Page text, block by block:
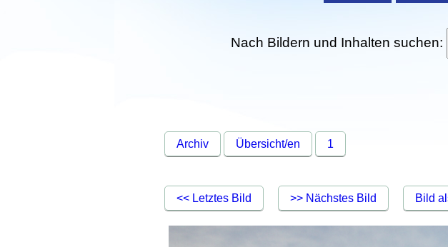
Nach Bildern und Inhalten suchen:
Archiv Übersicht/en 1
<< Letztes Bild >> Nächstes Bild Bild